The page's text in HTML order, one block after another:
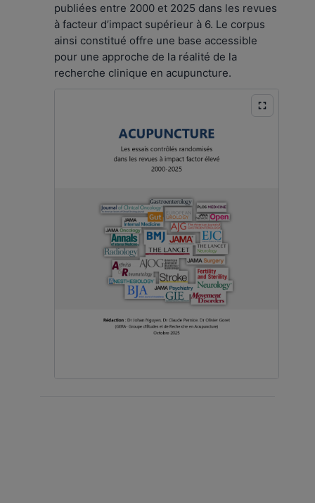
publiées entre 2000 et 2025 dans les revues
à facteur d’impact supérieur à 6. Le corpus
ainsi constitué offre une base accessible
pour une approche de la réalité de la
recherche clinique en acupuncture.